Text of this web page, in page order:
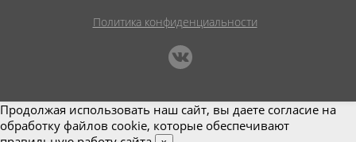
Политика конфиденциальности
Продолжая использовать наш сайт, вы даете согласие на
обработку файлов cookie, которые обеспечивают